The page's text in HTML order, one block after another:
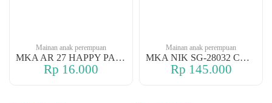
Mainan anak perempuan
MKA AR 27 HAPPY PARK
Rp 16.000
Mainan anak perempuan
MKA NIK SG-28032 CASTLE
Rp 145.000